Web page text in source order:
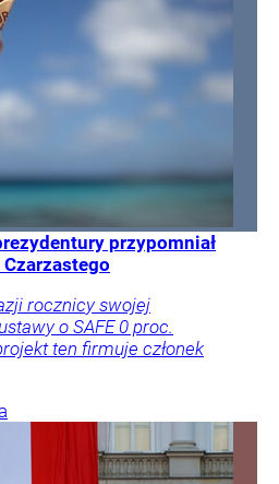
przypomniał
Czarzastego
rocznicy swojej
o SAFE 0 proc.
ten firmuje członek